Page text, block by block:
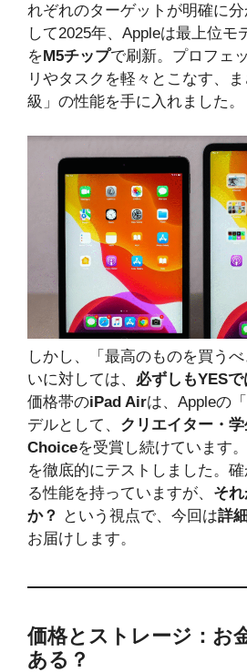
れぞれのターゲットが明確に
して2025年、Appleは最上位モ
をM5チップで刷新。プロフェ
リやタスクを軽々とこなす、
級」の性能を手に入れました。
しかし、「最高のものを買う
いに対しては、 必ずしもYES
価格帯のiPad Airは、Appleの
デルとして、 クリエイター・
Choiceを受賞し続けています
を徹底的にテストしました。
る性能を持っていますが、 そ
か？
という視点で、今回は詳
お届けします。
価格とストレージ：お
ある？